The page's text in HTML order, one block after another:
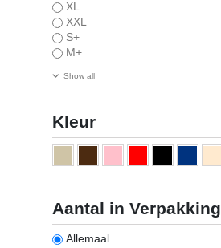
XL
XXL
S+
M+
Show all
Kleur
Aantal in Verpakking
Allemaal